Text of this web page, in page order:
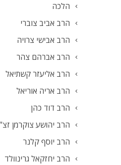
הלכה
הרב אביב צוברי
הרב אבישי צרויה
הרב אברהם צהר
הרב אליעזר קשתיאל
הרב אריה אוריאל
הרב דוד כהן
הרב יהושע צוקרמן
הרב יוסף קלנר
הרב יחזקאל גרינוולד